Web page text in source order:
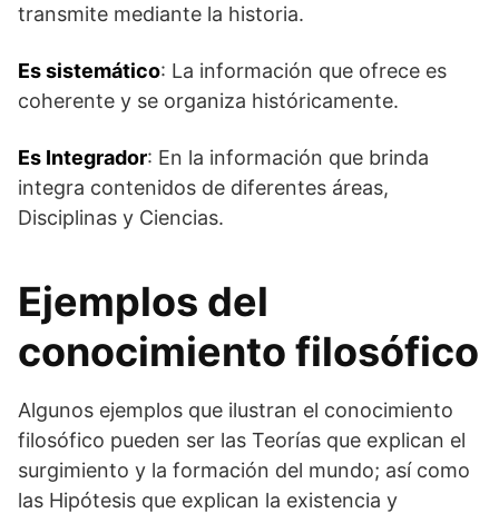
transmite mediante la historia.
Es sistemático: La información que ofrece es
coherente y se organiza históricamente.
Es Integrador: En la información que brinda
integra contenidos de diferentes áreas,
Disciplinas y Ciencias.
Ejemplos del
conocimiento filosófico
Algunos ejemplos que ilustran el conocimiento
filosófico pueden ser las Teorías que explican el
surgimiento y la formación del mundo; así como
las Hipótesis que explican la existencia y